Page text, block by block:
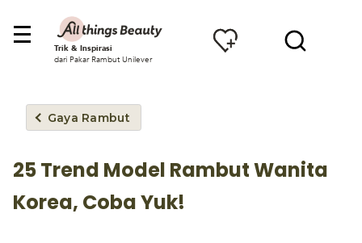
Trik & Inspirasi
dari Pakar Rambut Unilever
Gaya Rambut
25 Trend Model Rambut Wanita
Korea, Coba Yuk!